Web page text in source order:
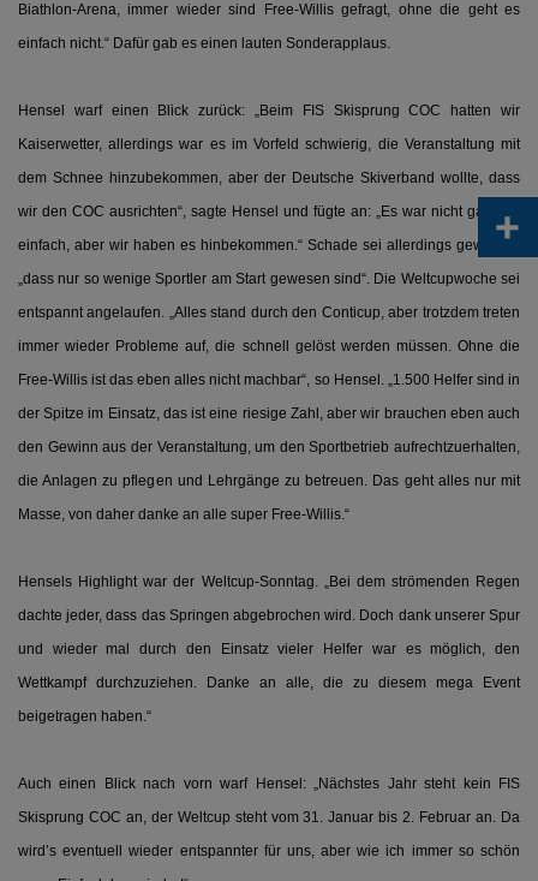
Biathlon-Arena, immer wieder sind Free-Willis gefragt, ohne die geht es
einfach nicht.“ Dafür gab es einen lauten Sonderapplaus.
Hensel warf einen Blick zurück: „Beim FIS Skisprung COC hatten wir
Kaiserwetter, allerdings war es im Vorfeld schwierig, die Veranstaltung mit
dem Schnee hinzubekommen, aber der Deutsche Skiverband wollte, dass
wir den COC ausrichten“, sagte Hensel und fügte an: „Es war nicht ganz so
einfach, aber wir haben es hinbekommen.“ Schade sei allerdings gewesen,
„dass nur so wenige Sportler am Start gewesen sind“. Die Weltcupwoche sei
entspannt angelaufen. „Alles stand durch den Conticup, aber trotzdem treten
immer wieder Probleme auf, die schnell gelöst werden müssen. Ohne die
Free-Willis ist das eben alles nicht machbar“, so Hensel. „1.500 Helfer sind in
der Spitze im Einsatz, das ist eine riesige Zahl, aber wir brauchen eben auch
den Gewinn aus der Veranstaltung, um den Sportbetrieb aufrechtzuerhalten,
die Anlagen zu pflegen und Lehrgänge zu betreuen. Das geht alles nur mit
Masse, von daher danke an alle super Free-Willis.“
Hensels Highlight war der Weltcup-Sonntag. „Bei dem strömenden Regen
dachte jeder, dass das Springen abgebrochen wird. Doch dank unserer Spur
und wieder mal durch den Einsatz vieler Helfer war es möglich, den
Wettkampf durchzuziehen. Danke an alle, die zu diesem mega Event
beigetragen haben.“
Auch einen Blick nach vorn warf Hensel: „Nächstes Jahr steht kein FIS
Skisprung COC an, der Weltcup steht vom 31. Januar bis 2. Februar an. Da
wird’s eventuell wieder entspannter für uns, aber wie ich immer so schön
+